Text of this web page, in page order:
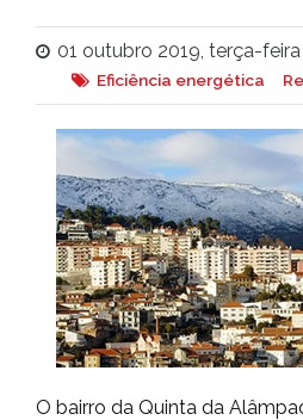
01 outubro 2019, terça-feira
Eficiência energética
O bairro da Quinta da